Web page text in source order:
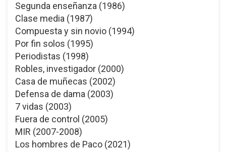
Segunda enseñanza (1986)
Clase media (1987)
Compuesta y sin novio (1994)
Por fin solos (1995)
Periodistas (1998)
Robles, investigador (2000)
Casa de muñecas (2002)
Defensa de dama (2003)
7 vidas (2003)
Fuera de control (2005)
MIR (2007-2008)
Los hombres de Paco (2021)